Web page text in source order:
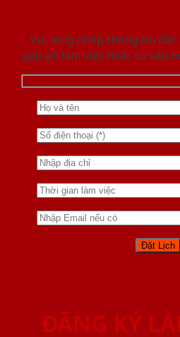
Vui lòng nhập thông tin đặt
gặp gỡ làm việc hoăc tư vấn
ĐĂNG KÝ